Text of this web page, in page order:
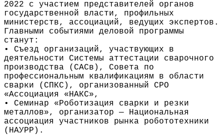
2022 с участием представителей органов
государственной власти, профильных
министерств, ассоциаций, ведущих экспертов.
Главными событиями деловой программы
станут:
• Съезд организаций, участвующих в
деятельности Системы аттестации сварочного
производства (САСв), Совета по
профессиональным квалификациям в области
сварки (СПКС), организованный СРО
«Ассоциация «НАКС»,
• Семинар «Роботизация сварки и резки
металлов», организатор — Национальная
ассоциация участников рынка робототехники
(НАУРР).